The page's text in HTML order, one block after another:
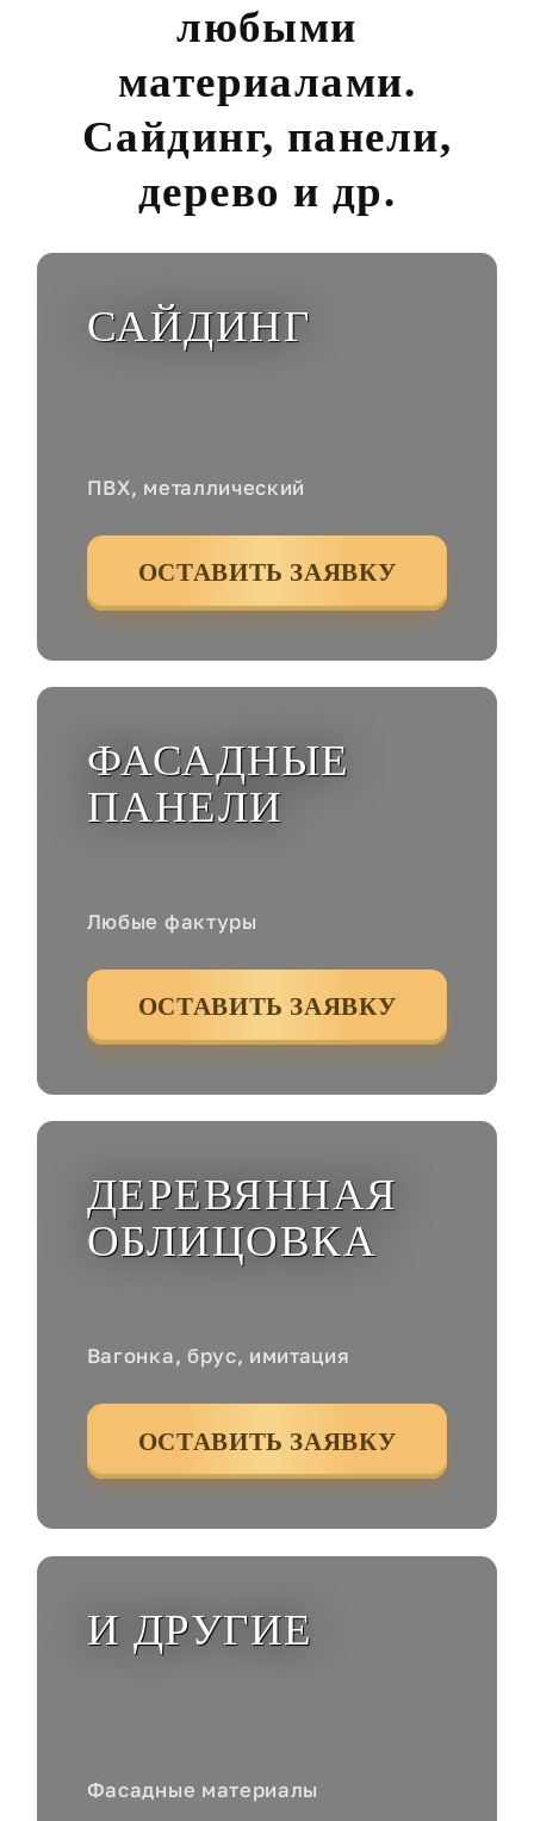
любыми
материалами.
Сайдинг, панели,
дерево и др.
САЙДИНГ
ПВХ, металлический
ОСТАВИТЬ ЗАЯВКУ
ФАСАДНЫЕ
ПАНЕЛИ
Любые фактуры
ОСТАВИТЬ ЗАЯВКУ
ДЕРЕВЯННАЯ
ОБЛИЦОВКА
Вагонка, брус, имитация
ОСТАВИТЬ ЗАЯВКУ
И ДРУГИЕ
Фасадные материалы